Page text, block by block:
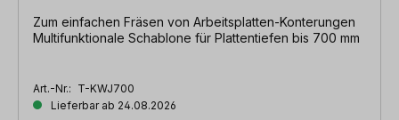
Zum einfachen Fräsen von Arbeitsplatten-Konterungen
Multifunktionale Schablone für Plattentiefen bis 700 mm
Art.-Nr.: T-KWJ700
Lieferbar ab 24.08.2026